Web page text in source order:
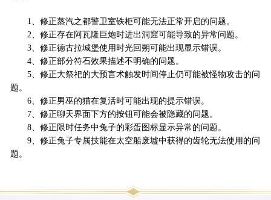
1、修正蒸汽之都警卫室铁柜可能无法正常开启的问题。
2、修正存在阿瓦隆巨炮时进出洞窟可能导致的异常问题。
3、修正德古拉城堡使用时光回朔可能出现显示错误。
4、修正部分符石效果描述不明确的问题。
5、修正大祭祀的大预言术触发时间停止仍可能被怪物攻击的问
题。
6、修正男巫的猫在复活时可能出现的提示错误。
7、修正聊天界面下方的按钮可能会被隐藏的问题。
8、修正限时任务中兔子的彩蛋图标显示异常的问题。
9、修正兔子专属技能在太空船废墟中获得的齿轮无法使用的问
题。